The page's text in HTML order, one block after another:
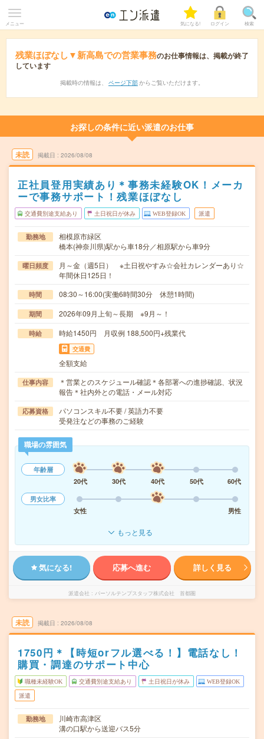
メニュー 気になる! ログイン 検索
残業ほぼなし▼新高島での営業事務のお仕事情報は、掲載が終了
しています
掲載時の情報は、 ページ下部 からご覧いただけます。
お探しの条件に近い派遣のお仕事
未読 掲載日 2026/08/08
正社員登用実績あり＊事務未経験OK！メーカ
ーで事務サポート！残業ほぼなし
交通費別途支給あり 土日祝日が休み WEB登録OK 派遣
勤務地
相模原市緑区
橋本(神奈川県)駅から車18分／相原駅から車9分
曜日頻度
月～金（週5日） ※土日祝やすみ☆会社カレンダーあり☆
年間休日125日！
時間 08:30～16:00(実働6時間30分 休憩1時間)
期間 2026年09月上旬～長期 ※9月～！
時給 時給1450円 月収例 188,500円+残業代
交通費
全額支給
仕事内容
＊営業とのスケジュール確認＊各部署への進捗確認、状況
報告＊社内外との電話・メール対応
応募資格
パソコンスキル不要 / 英語力不要
受発注などの事務のご経験
職場の雰囲気
年齢層
20代
30代 40代 50代
60代
男女比率
女性
男性
もっと見る
気になる! 応募へ進む 詳しく見る
派遣会社 パーソルテンプスタッフ株式会社 首都圏
未読 掲載日 2026/08/08
1750円＊【時短orフル選べる！】電話なし！
購買・調達のサポート中心
職種未経験OK 交通費別途支給あり 土日祝日が休み WEB登録OK
派遣
勤務地
川崎市高津区
溝の口駅から送迎バス5分